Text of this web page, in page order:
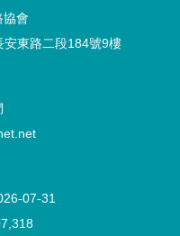
協會
東路二段184號9樓
07-31